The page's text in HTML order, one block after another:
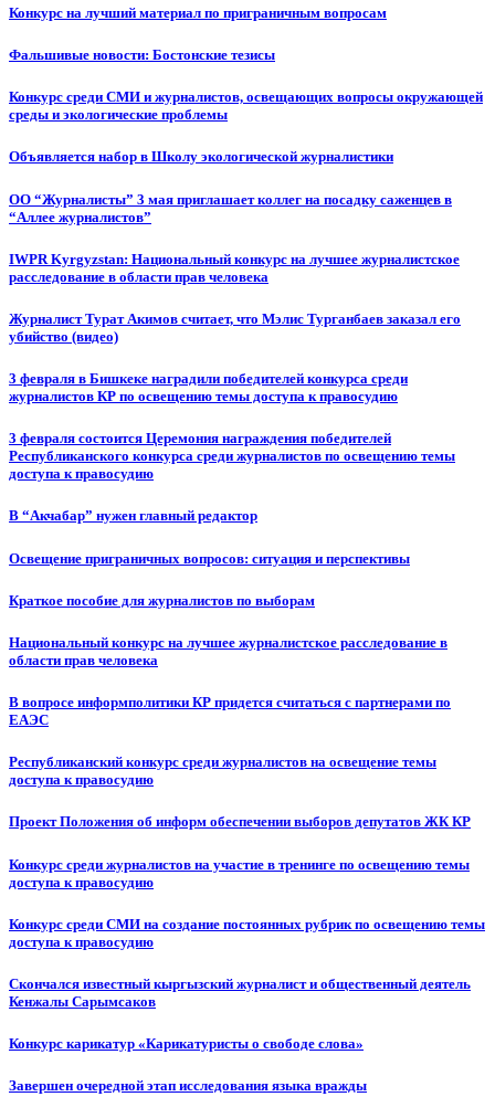
Конкурс на лучший материал по приграничным вопросам
Фальшивые новости: Бостонские тезисы
Конкурс среди СМИ и журналистов, освещающих вопросы окружающей
среды и экологические проблемы
Объявляется набор в Школу экологической журналистики
ОО “Журналисты” 3 мая приглашает коллег на посадку саженцев в
“Аллее журналистов”
IWPR Kyrgyzstan: Национальный конкурс на лучшее журналистское
расследование в области прав человека
Журналист Турат Акимов считает, что Мэлис Турганбаев заказал его
убийство (видео)
3 февраля в Бишкеке наградили победителей конкурса среди
журналистов КР по освещению темы доступа к правосудию
3 февраля состоится Церемония награждения победителей
Республиканского конкурса среди журналистов по освещению темы
доступа к правосудию
В “Акчабар” нужен главный редактор
Освещение приграничных вопросов: ситуация и перспективы
Краткое пособие для журналистов по выборам
Национальный конкурс на лучшее журналистское расследование в
области прав человека
В вопросе информполитики КР придется считаться с партнерами по
ЕАЭС
Республиканский конкурс среди журналистов на освещение темы
доступа к правосудию
Проект Положения об информ обеспечении выборов депутатов ЖК КР
Конкурс среди журналистов на участие в тренинге по освещению темы
доступа к правосудию
Конкурс среди СМИ на создание постоянных рубрик по освещению темы
доступа к правосудию
Скончался известный кыргызский журналист и общественный деятель
Кенжалы Сарымсаков
Конкурс карикатур «Карикатуристы о свободе слова»
Завершен очередной этап исследования языка вражды